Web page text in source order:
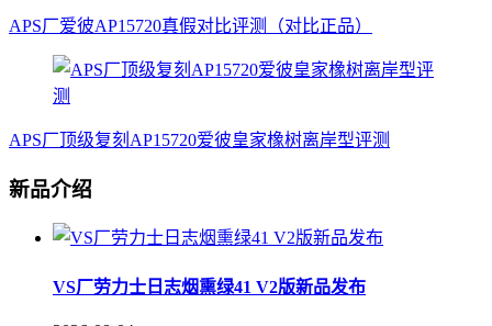
APS厂爱彼AP15720真假对比评测（对比正品）
APS厂顶级复刻AP15720爱彼皇家橡树离岸型评测
新品介绍
VS厂劳力士日志烟熏绿41 V2版新品发布